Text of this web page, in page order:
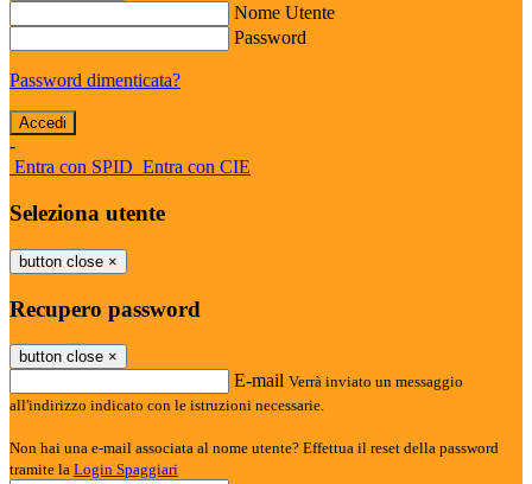
Nome Utente
Password
Password dimenticata?
-
Entra con SPID Entra con CIE
Seleziona utente
button close ×
Recupero password
button close ×
E-mail Verrà inviato un messaggio
all'indirizzo indicato con le istruzioni necessarie.
Non hai una e-mail associata al nome utente? Effettua il reset della password
tramite la Login Spaggiari